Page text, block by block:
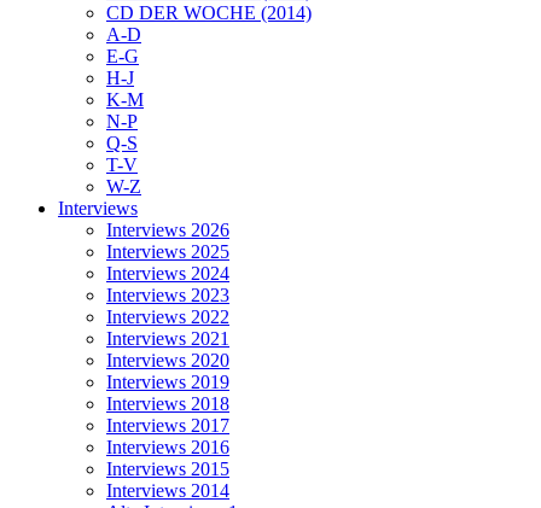
CD DER WOCHE (2014)
A-D
E-G
H-J
K-M
N-P
Q-S
T-V
W-Z
Interviews
Interviews 2026
Interviews 2025
Interviews 2024
Interviews 2023
Interviews 2022
Interviews 2021
Interviews 2020
Interviews 2019
Interviews 2018
Interviews 2017
Interviews 2016
Interviews 2015
Interviews 2014